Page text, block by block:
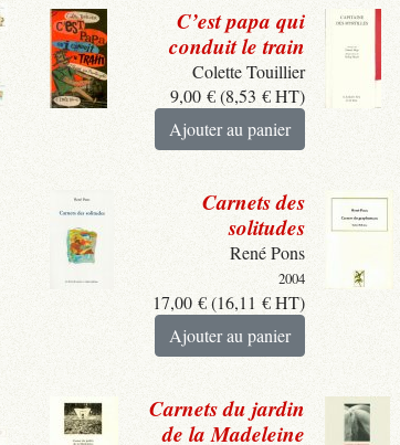
C’est papa qui
conduit le train
Colette Touillier
9,00€(8,53€HT)
Ajouter au panier
Carnets des
solitudes
René Pons
2004
17,00€(16,11€HT)
Ajouter au panier
Carnets du jardin
de la Madeleine